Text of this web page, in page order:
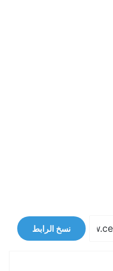
نسخ الرابط